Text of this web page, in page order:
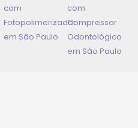
com
Fotopolimerizador
em São Paulo
com
Compressor
Odontológico
em São Paulo